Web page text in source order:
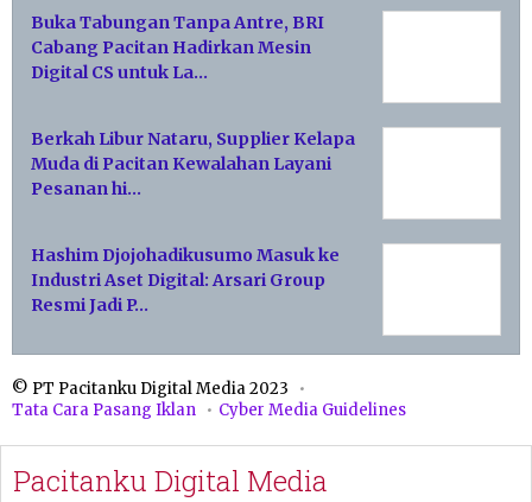
Buka Tabungan Tanpa Antre, BRI
Cabang Pacitan Hadirkan Mesin
Digital CS untuk La…
Berkah Libur Nataru, Supplier Kelapa
Muda di Pacitan Kewalahan Layani
Pesanan hi…
Hashim Djojohadikusumo Masuk ke
Industri Aset Digital: Arsari Group
Resmi Jadi P…
© PT Pacitanku Digital Media 2023
Tata Cara Pasang Iklan
Cyber Media Guidelines
Pacitanku Digital Media